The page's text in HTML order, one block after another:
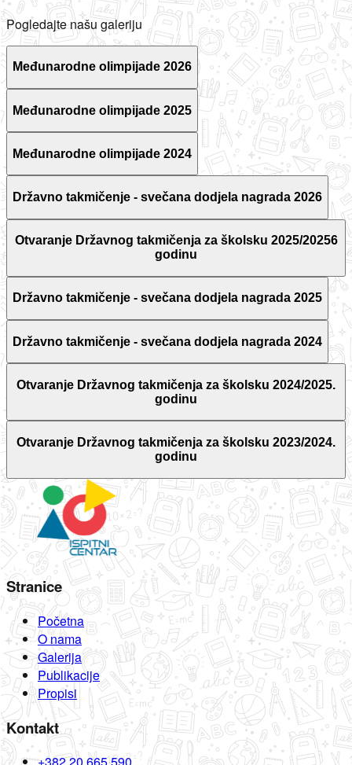
Pogledajte našu galeriju
Međunarodne olimpijade 2026
Međunarodne olimpijade 2025
Međunarodne olimpijade 2024
Državno takmičenje - svečana dodjela nagrada 2026
Otvaranje Državnog takmičenja za školsku 2025/20256
godinu
Državno takmičenje - svečana dodjela nagrada 2025
Državno takmičenje - svečana dodjela nagrada 2024
Otvaranje Državnog takmičenja za školsku 2024/2025.
godinu
Otvaranje Državnog takmičenja za školsku 2023/2024.
godinu
Stranice
Početna
O nama
Galerija
Publikacije
Propisi
Kontakt